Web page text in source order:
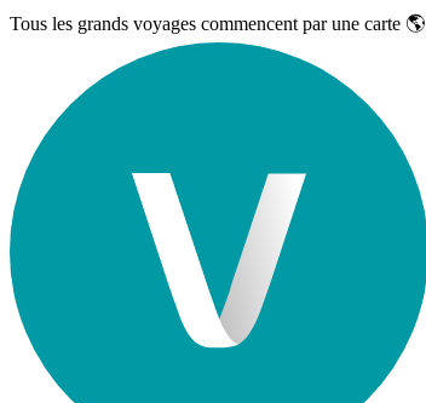
Tous les grands voyages commencent par une carte 🌎